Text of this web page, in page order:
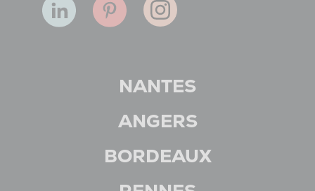
NANTES
ANGERS
BORDEAUX